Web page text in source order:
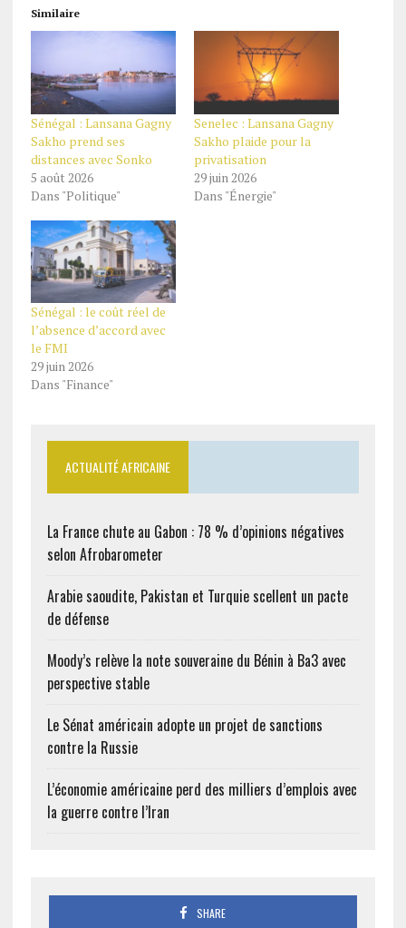
Similaire
Sénégal : Lansana Gagny
Sakho prend ses
distances avec Sonko
5 août 2026
Dans "Politique"
Senelec : Lansana Gagny
Sakho plaide pour la
privatisation
29 juin 2026
Dans "Énergie"
Sénégal : le coût réel de
l’absence d’accord avec
le FMI
29 juin 2026
Dans "Finance"
ACTUALITÉ AFRICAINE
La France chute au Gabon : 78 % d’opinions négatives
selon Afrobarometer
Arabie saoudite, Pakistan et Turquie scellent un pacte
de défense
Moody’s relève la note souveraine du Bénin à Ba3 avec
perspective stable
Le Sénat américain adopte un projet de sanctions
contre la Russie
L’économie américaine perd des milliers d’emplois avec
la guerre contre l’Iran
SHARE